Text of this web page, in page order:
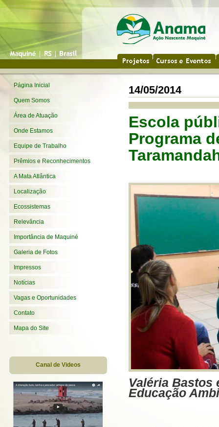
Página Inicial
Quem Somos
Área de Atuação
Onde Estamos
Equipe de Trabalho
Prêmios e Reconhecimentos
A Mata Atlântica
Localização
Ecossistemas
Relevância
Importância de Maquiné
Galeria de Fotos
Impressos
Notícias
Vagas e Oportunidades
Contato
Mapa do Site
Canal de Videos
14/05/2014
Escola
Programa
Valéria Bastos
Educação